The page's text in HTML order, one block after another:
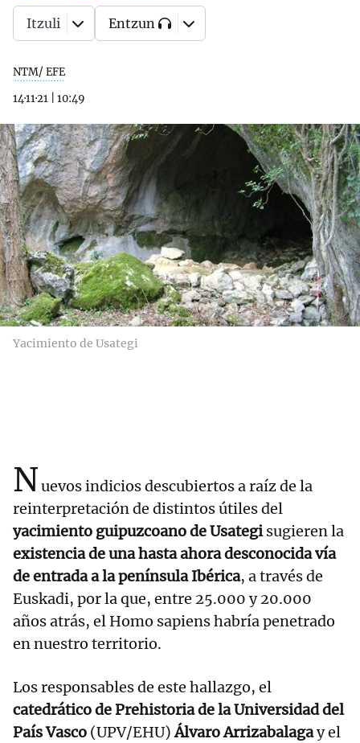
NTM/ EFE
14·11·21
10:49
Itzuli Entzun
Yacimiento de Usategi
Nuevos indicios descubiertos a raíz de la
reinterpretación de distintos útiles del
yacimiento guipuzcoano de Usategisugieren la
existencia de una hasta ahora desconocida vía
de entrada a la península Ibérica, a través de
Euskadi, por la que, entre 25.000 y 20.000
años atrás, el Homo sapiens habría penetrado
en nuestro territorio.
Los responsables de este hallazgo, el
catedrático de Prehistoria de la Universidad del
País Vasco (UPV/EHU)Álvaro Arrizabalagay el